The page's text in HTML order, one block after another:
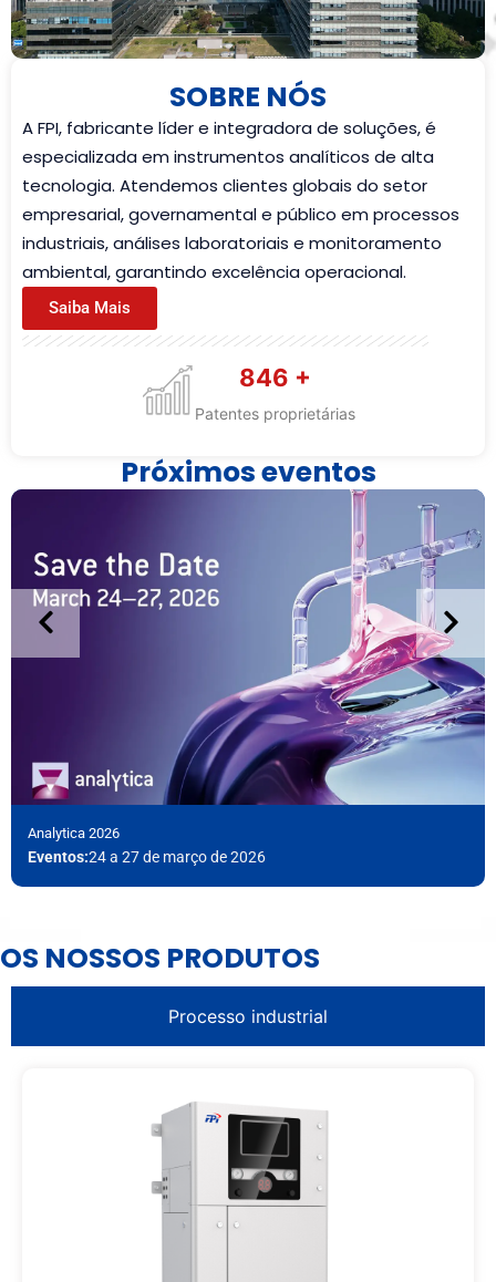
SOBRE NÓS
A FPI, fabricante líder e integradora de soluções, é
especializada em instrumentos analíticos de alta
tecnologia. Atendemos clientes globais do setor
empresarial, governamental e público em processos
industriais, análises laboratoriais e monitoramento
ambiental, garantindo excelência operacional.
Saiba Mais
880 +
Patentes proprietárias
Próximos eventos
Analytica 2026
Eventos:24 a 27 de março de 2026
OS NOSSOS PRODUTOS
Processo industrial